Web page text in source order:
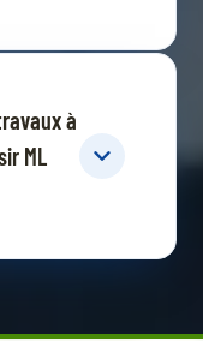
à
ML